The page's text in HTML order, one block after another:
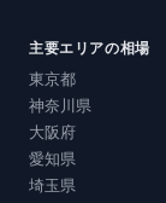
主要エリアの相場
東京都
神奈川県
大阪府
愛知県
埼玉県